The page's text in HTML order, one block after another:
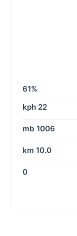
61%
22 kph
1006 mb
10.0 km
0